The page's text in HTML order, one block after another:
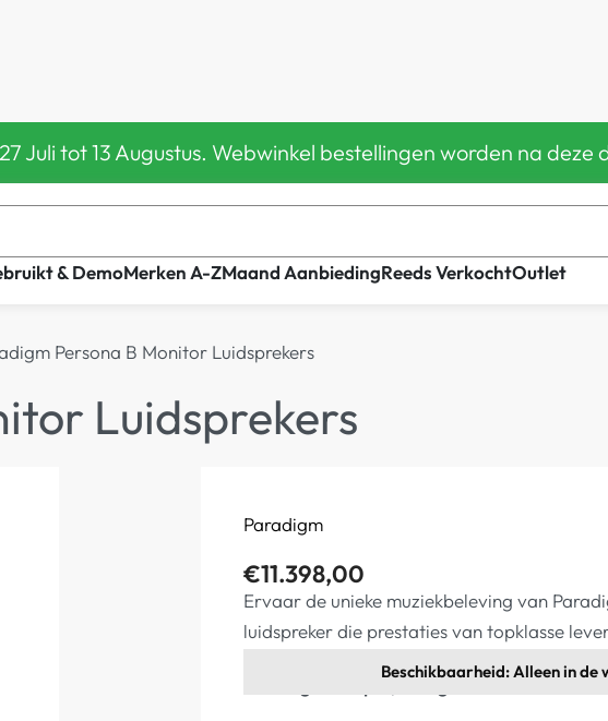
Juli tot 13 Augustus. Webwinkel bestellingen worden na
& DemoMerken A-ZMaand AanbiedingReeds VerkochtOutlet
Persona B Monitor Luidsprekers
Luidsprekers
Paradigm
€11.398,00
Ervaar de unieke muziekbeleving van
luidspreker die prestaties van topklasse
Elders goedkoper, vraag Offerte
Beschikbaarheid: Alleen in de